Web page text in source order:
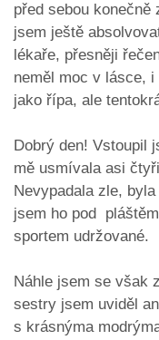
před sebou konečně
jsem ještě
lékaře, přesněji
neměl moc v lásce,
jako řípa, ale
Dobrý den! Vstoupil
mě usmívala asi
Nevypadala zle,
jsem ho pod
sportem udržované.
Náhle jsem se však
sestry jsem uviděl
s krásnýma